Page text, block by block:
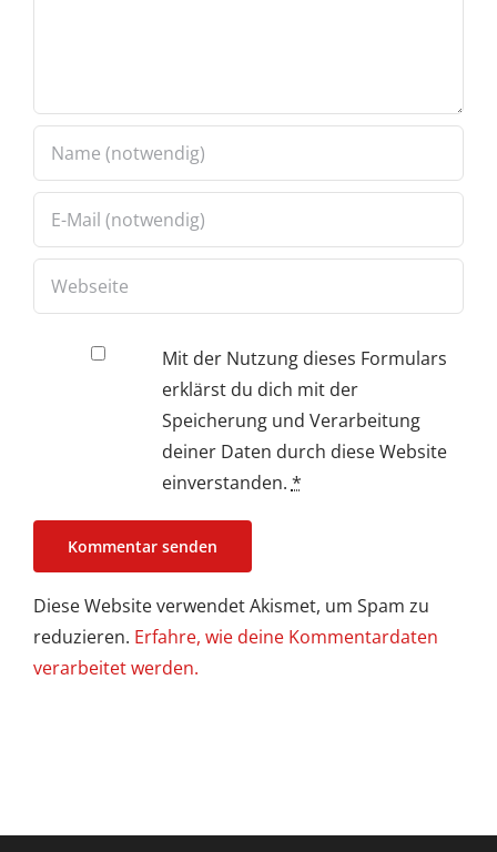
Mit der Nutzung dieses Formulars
erklärst du dich mit der
Speicherung und Verarbeitung
deiner Daten durch diese Website
einverstanden. *
Diese Website verwendet Akismet, um Spam zu
reduzieren. Erfahre, wie deine Kommentardaten
verarbeitet werden.